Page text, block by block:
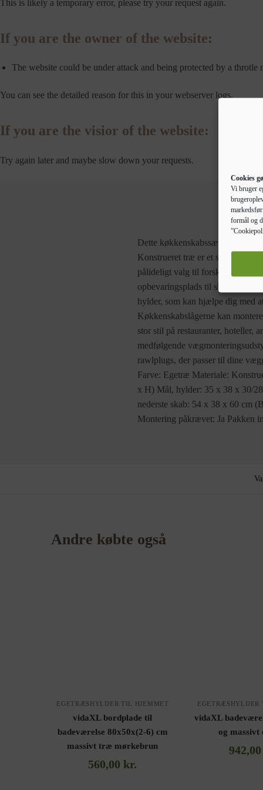
Cookies
Vi bruger
formål og
This is likely a temporary error, please try your request again.
If you are the owner of the website:
The website could be under attack and being protected by a throtle
You can see the detailed reason for this in your webserver logs.
If you are the visior of the website:
Try again later and maybe slow down your requests.
Dette køkkenskabssæt er et
Konstrueret træ er et slidstærkt
pålideligt valg til forskellige
opbevaringsplads til skåle,
hylder, som kan hjælpe dig med
Køkkenskabslågerne kan
stor stil på restauranter, hoteller,
medfølgende
rawlplugs, der passer til dine
Farve: Egetræ Materiale:
x H) Mål, hylder: 35 x 38 x 30/
nederste skab: 54 x 38 x 60 cm
Montering påkrævet: Ja Pakken
Andre købte også
EGETRÆSHYLDER TIL HJEMMET
vidaXL bordplade til
badeværelse 80x50x(2-6) cm
massivt træ mørkebrun
560,00 kr.
EGETRÆSHYLDER
vidaXL
og massivt